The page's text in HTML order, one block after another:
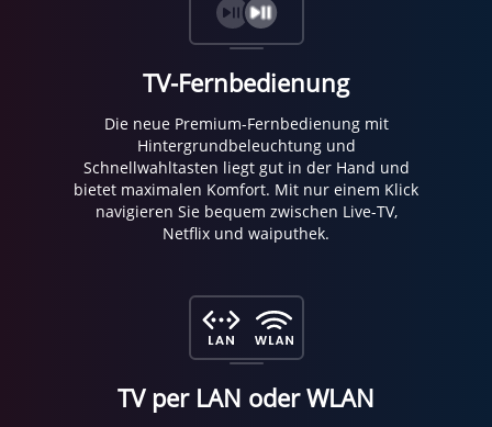
TV-Fernbedienung
Die neue Premium-Fernbedienung mit
Hintergrundbeleuchtung und
Schnellwahltasten liegt gut in der Hand und
bietet maximalen Komfort. Mit nur einem Klick
navigieren Sie bequem zwischen Live-TV,
Netflix und waiputhek.
TV per LAN oder WLAN